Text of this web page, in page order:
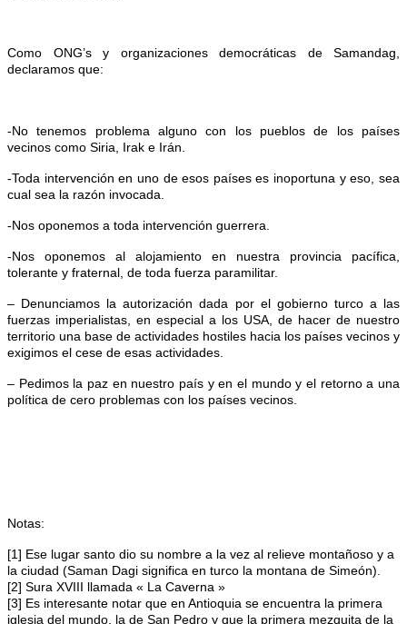
Como ONG’s y organizaciones democráticas de Samandag,
declaramos que:
-No tenemos problema alguno con los pueblos de los países
vecinos como Siria, Irak e Irán.
-Toda intervención en uno de esos países es inoportuna y eso, sea
cual sea la razón invocada.
-Nos oponemos a toda intervención guerrera.
-Nos oponemos al alojamiento en nuestra provincia pacífica,
tolerante y fraternal, de toda fuerza paramilitar.
– Denunciamos la autorización dada por el gobierno turco a las
fuerzas imperialistas, en especial a los USA, de hacer de nuestro
territorio una base de actividades hostiles hacia los países vecinos y
exigimos el cese de esas actividades.
– Pedimos la paz en nuestro país y en el mundo y el retorno a una
política de cero problemas con los países vecinos.
Notas:
[1] Ese lugar santo dio su nombre a la vez al relieve montañoso y a
la ciudad (Saman Dagi significa en turco la montana de Simeón).
[2] Sura XVIII llamada « La Caverna »
[3] Es interesante notar que en Antioquia se encuentra la primera
iglesia del mundo, la de San Pedro y que la primera mezquita de la